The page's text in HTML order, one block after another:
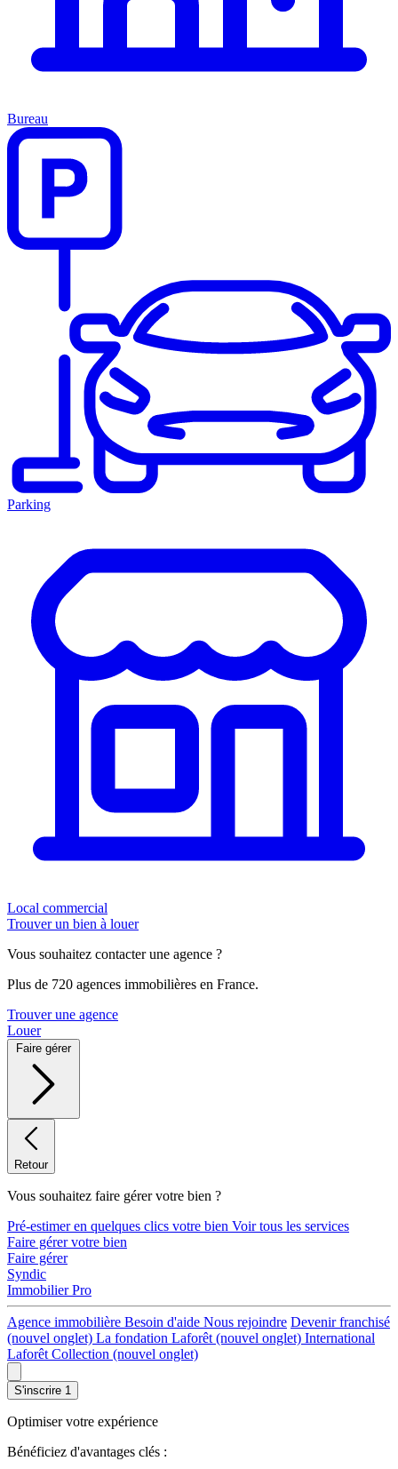
Bureau
Parking
Local commercial
Trouver un bien à louer
Vous souhaitez contacter une agence ?
Plus de 720 agences immobilières en France.
Trouver une agence
Louer
Faire gérer
Retour
Vous souhaitez faire gérer votre bien ?
Pré-estimer en quelques clics votre bien Voir tous les services
Faire gérer votre bien
Faire gérer
Syndic
Immobilier Pro
Agence immobilière Besoin d'aide Nous rejoindre Devenir franchisé
(nouvel onglet) La fondation Laforêt (nouvel onglet) International
Laforêt Collection (nouvel onglet)
S'inscrire 1
Optimiser votre expérience
Bénéficiez d'avantages clés :